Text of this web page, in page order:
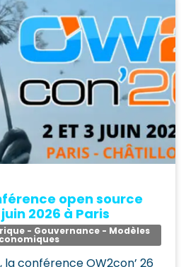
open source
2026 à Paris
- Gouvernance - Modèles
la conférence OW2con’ 26